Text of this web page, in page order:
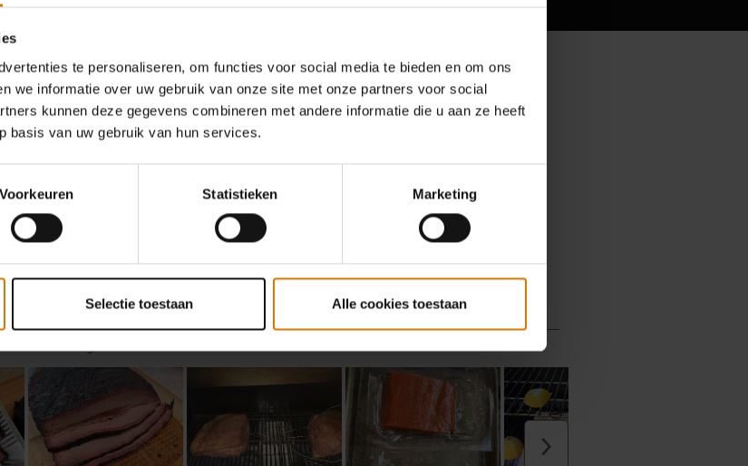
te personaliseren, om functies voor social media te bieden en om ons
we informatie over uw gebruik van onze site met onze partners voor social
kunnen deze gegevens combineren met andere informatie die u aan ze heeft
basis van uw gebruik van hun services.
Voorkeuren Statistieken Marketing
Selectie toestaan Alle cookies toestaan